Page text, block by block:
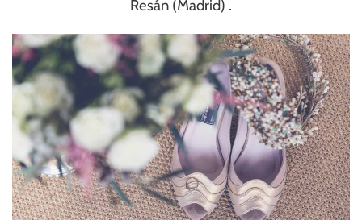
Resán (Madrid) .